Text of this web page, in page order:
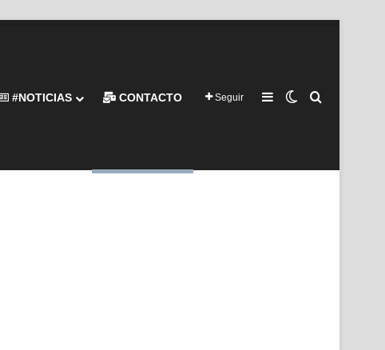
#NOTICIAS CONTACTO Seguir Barra lateral
Switch skin